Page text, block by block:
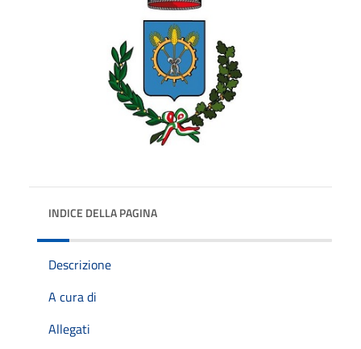
INDICE DELLA PAGINA
Descrizione
A cura di
Allegati